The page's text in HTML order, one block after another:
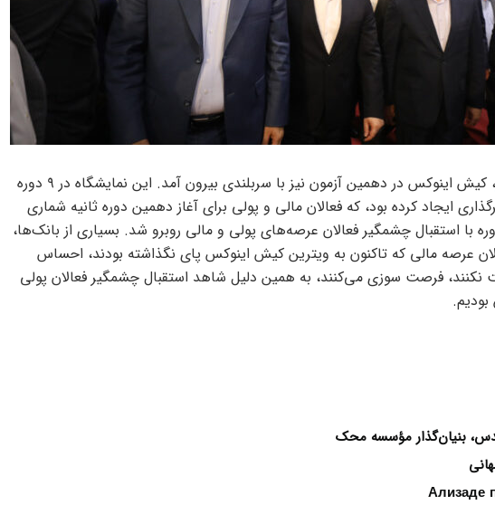
، کیش اینوکس در دهمین آزمون نیز با سربلندی بیرون آمد. این نمایشگاه در ۹ دوره
ایجاد کرده بود، که فعالان مالی و پولی برای آغاز دهمین دوره ثانیه شماری
با استقبال چشمگیر فعالان عرصه‌های پولی و مالی روبرو شد. بسیاری از بانک‌ها،
عرصه مالی که تاکنون به ویترین کیش اینوکس پای نگذاشته بودند، احساس
نکنند، فرصت سوزی می‌کنند، به همین دلیل شاهد استقبال چشمگیر فعالان پولی
بنیان‌گذار مؤسسه محک
Ализаде